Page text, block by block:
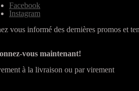
Facebook
Instagram
vous informé des dernières promos et
vous maintenant!
à la livraison ou par virement